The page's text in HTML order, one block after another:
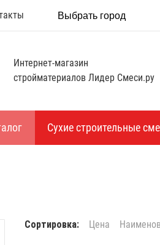
Выбрать город
Интернет-магазин
стройматериалов Лидер Смеси.ру
Сухие строительные
Сортировка: Цена